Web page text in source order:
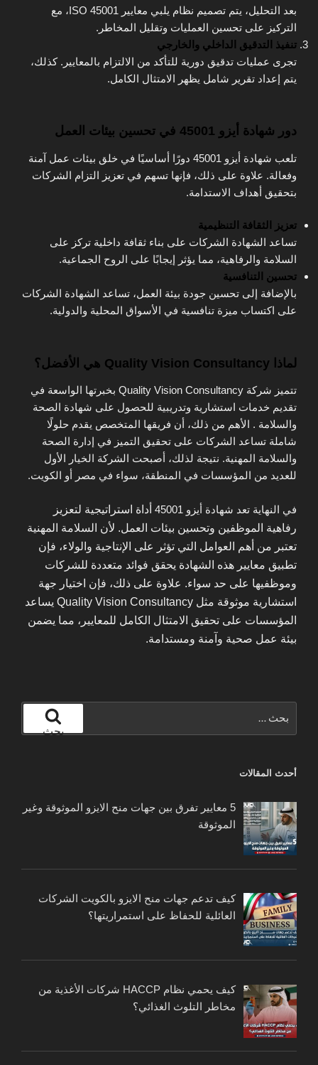
بعد التحليل، يتم تصميم نظام يلبي معايير ISO 45001، مع
التركيز على تحسين العمليات وتقليل المخاطر.
تنفيذ التدقيق الداخلي والخارجي
تجرى عمليات تدقيق دورية للتأكد من الالتزام بالمعايير. كذلك،
يتم إعداد تقرير شامل يظهر الامتثال الكامل.
دور شهادة أيزو 45001 في تحسين بيئات العمل
تلعب شهادة أيزو 45001 دورًا أساسيًا في خلق بيئات عمل آمنة
وفعالة. علاوة على ذلك، فإنها تسهم في تعزيز التزام الشركات
بتحقيق أهداف الاستدامة.
تعزيز الثقافة التنظيمية
تساعد الشهادة الشركات على بناء ثقافة داخلية تركز على
السلامة والرفاهية، مما يؤثر إيجابًا على الروح الجماعية.
تحسين التنافسية
بالإضافة إلى تحسين جودة بيئة العمل، تساعد الشهادة الشركات
على اكتساب ميزة تنافسية في الأسواق المحلية والدولية.
لماذا Quality Vision Consultancy هي الأفضل؟
تتميز شركة Quality Vision Consultancy بخبرتها الواسعة في
تقديم خدمات استشارية وتدريبية للحصول على شهادة الصحة
والسلامة . الأهم من ذلك، أن فريقها المتخصص يقدم حلولًا
شاملة تساعد الشركات على تحقيق التميز في إدارة الصحة
والسلامة المهنية. نتيجة لذلك، أصبحت الشركة الخيار الأول
للعديد من المؤسسات في المنطقة، سواء في مصر أو الكويت.
في النهاية تعد شهادة أيزو 45001
أداة استراتيجية لتعزيز
رفاهية الموظفين وتحسين بيئات العمل. لأن السلامة المهنية
تعتبر من أهم العوامل التي تؤثر على الإنتاجية والولاء، فإن
تطبيق معايير هذه الشهادة يحقق فوائد متعددة للشركات
وموظفيها على حد سواء. علاوة على ذلك، فإن اختيار جهة
استشارية موثوقة مثل Quality Vision Consultancy يساعد
المؤسسات على تحقيق الامتثال الكامل للمعايير، مما يضمن
بيئة عمل صحية وآمنة ومستدامة.
عن:
بحث
أحدث المقالات
5 معايير تفرق بين جهات منح الايزو الموثوقة وغير
الموثوقة
كيف تدعم جهات منح الايزو بالكويت الشركات
العائلية للحفاظ على استمراريتها؟
كيف يحمي نظام HACCP شركات الأغذية من
مخاطر التلوث الغذائي؟